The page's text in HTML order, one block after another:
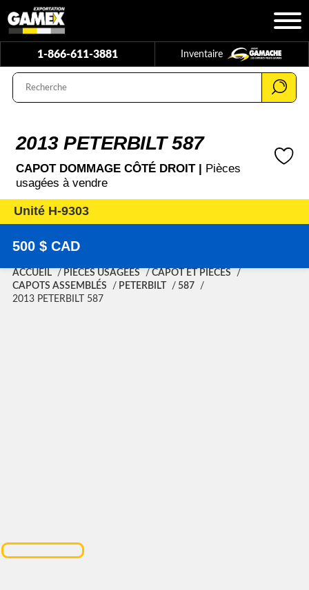
1-866-611-3881 Inventaire
2013 PETERBILT 587
CAPOT DOMMAGE CÔTÉ DROIT | Pièces
usagées à vendre
Unité H-9303
500 $ CAD
ACCUEIL PIÈCES USAGÉES
CAPOT ET PIÈCES
CAPOTS ASSEMBLÉS
PETERBILT
587
2013 PETERBILT 587